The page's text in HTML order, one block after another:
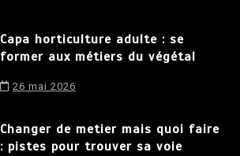
Capa horticulture adulte : se
former aux métiers du végétal
26 mai 2026
Changer de metier mais quoi faire
: pistes pour trouver sa voie